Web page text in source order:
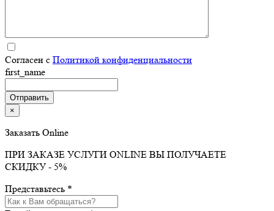
Согласен с Политикой конфиденциальности
first_name
×
Заказать Online
ПРИ ЗАКАЗЕ УСЛУГИ ONLINE ВЫ ПОЛУЧАЕТЕ
СКИДКУ - 5%
Представьтесь *